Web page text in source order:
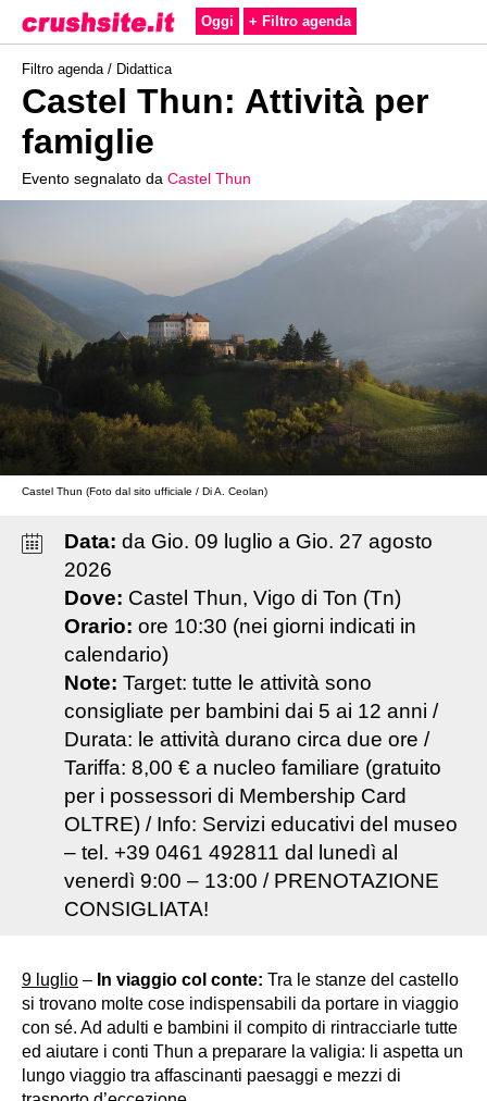
Oggi + Filtro agenda
Filtro agenda / Didattica
Castel Thun: Attività per
famiglie
Evento segnalato da Castel Thun
Castel Thun (Foto dal sito ufficiale / Di A. Ceolan)
Data: da Gio. 09 luglio a Gio. 27 agosto
2026
Dove: Castel Thun, Vigo di Ton (Tn)
Orario: ore 10:30 (nei giorni indicati in
calendario)
Note: Target: tutte le attività sono
consigliate per bambini dai 5 ai 12 anni /
Durata: le attività durano circa due ore /
Tariffa: 8,00 € a nucleo familiare (gratuito
per i possessori di Membership Card
OLTRE) / Info: Servizi educativi del museo
– tel. +39 0461 492811 dal lunedì al
venerdì 9:00 – 13:00 / PRENOTAZIONE
CONSIGLIATA!
9 luglio – In viaggio col conte: Tra le stanze del castello
si trovano molte cose indispensabili da portare in viaggio
con sé. Ad adulti e bambini il compito di rintracciarle tutte
ed aiutare i conti Thun a preparare la valigia: li aspetta un
lungo viaggio tra affascinanti paesaggi e mezzi di